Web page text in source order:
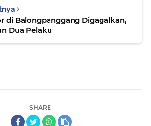
di Balongpanggang Digagalkan,
Dua Pelaku
SHARE